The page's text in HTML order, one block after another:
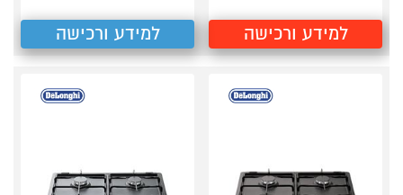
למידע ורכישה למידע ורכישה